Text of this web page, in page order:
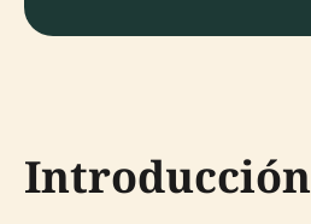
Introducción